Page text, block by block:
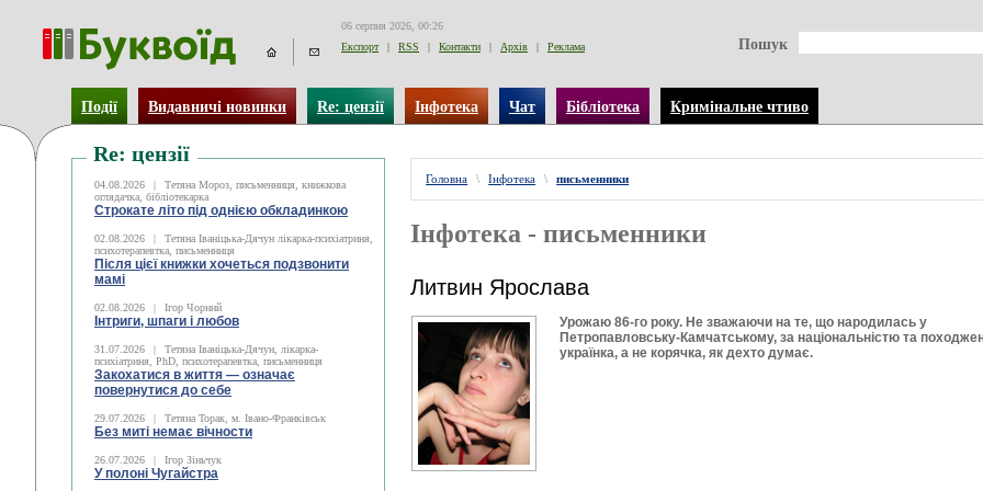
06 серпня 2026, 00:26
Експорт
| RSS | Контакти | Архів | Реклама Пошук
Події Видавничі новинки Re: цензії Інфотека Чат Бібліотека Кримінальне чтиво
Re: цензії
04.08.2026 |
Тетяна Мороз, письменниця, книжкова
оглядачка, бібліотекарка
Строкате літо під однією обкладинкою
02.08.2026 |
Тетяна Іваніцька-Дячун лікарка-психіатриня,
психотерапевтка, письменниця
Після цієї книжки хочеться подзвонити
мамі
02.08.2026 | Ігор Чорний
Інтриги, шпаги і любов
31.07.2026 |
Тетяна Іваніцька-Дячун, лікарка-
психіатриня, PhD, психотерапевтка, письменниця
Закохатися в життя — означає
повернутися до себе
29.07.2026 | Тетяна Торак, м. Івано-Франківськ
Без миті немає вічности
26.07.2026 | Ігор Зіньчук
У полоні Чугайстра
Головна \ Інфотека \ письменники
Інфотека - письменники
Литвин Ярослава
Урожаю 86-го року. Не зважаючи на те, що народилась у
Петропавловську-Камчатському, за національністю та
українка, а не корячка, як дехто думає.